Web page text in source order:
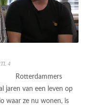
4
Rotterdammers
jaren van een leven op
waar ze nu wonen, is